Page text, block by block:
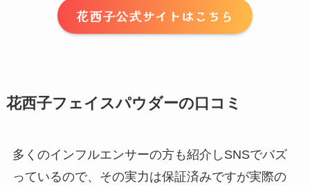
花西子公式サイトはこちら
花西子フェイスパウダーの口コミ
多くのインフルエンサーの方も紹介しSNSでバズ
っているので、その実力は保証済みですが実際の